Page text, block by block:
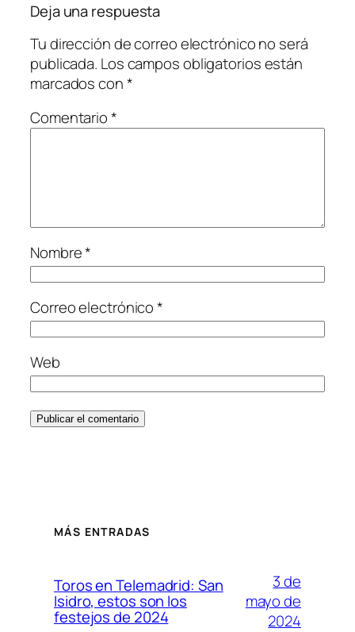
Deja una respuesta
Tu dirección de correo electrónico no será
publicada. Los campos obligatorios están
marcados con*
Comentario*
Nombre*
Correo electrónico*
Web
MÁS ENTRADAS
Toros en Telemadrid: San
Isidro, estos son los
festejos de 2024
3 de
mayo de
2024